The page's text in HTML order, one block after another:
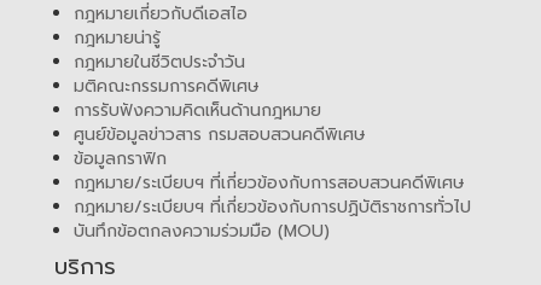
กฎหมายเกี่ยวกับดีเอสไอ
กฎหมายน่ารู้
กฎหมายในชีวิตประจำวัน
มติคณะกรรมการคดีพิเศษ
การรับฟังความคิดเห็นด้านกฎหมาย
ศูนย์ข้อมูลข่าวสาร กรมสอบสวนคดีพิเศษ
ข้อมูลกราฟิก
กฎหมาย/ระเบียบฯ ที่เกี่ยวข้องกับการสอบสวนคดีพิเศษ
กฎหมาย/ระเบียบฯ ที่เกี่ยวข้องกับการปฏิบัติราชการทั่วไป
บันทึกข้อตกลงความร่วมมือ (MOU)
บริการ